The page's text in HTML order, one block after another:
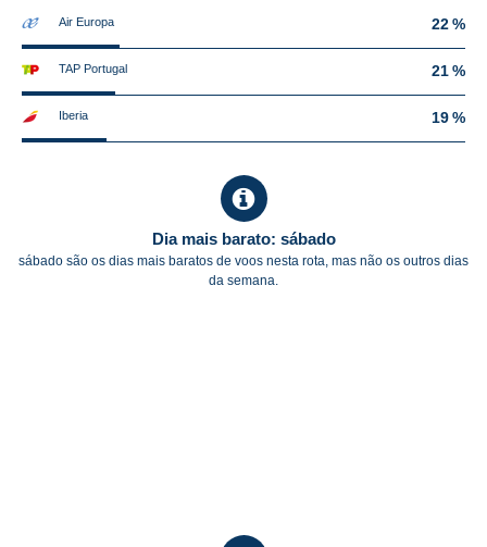
Air Europa 22 %
TAP Portugal 21 %
Iberia 19 %
Dia mais barato: sábado
sábado são os dias mais baratos de voos nesta rota, mas não os outros dias
da semana.